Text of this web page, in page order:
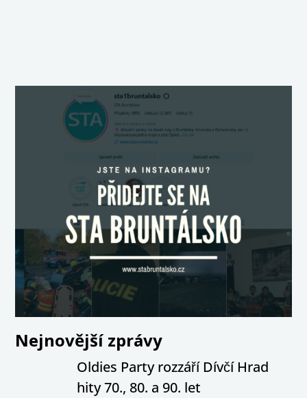
Nejnovější zprávy
Oldies Party rozzáří Dívčí Hrad
hity 70., 80. a 90. let